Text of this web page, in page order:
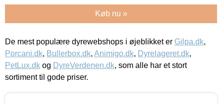
Køb nu »
De mest populære dyrewebshops i øjeblikket er Gilpa.dk,
Porcani.dk, Bullerbox.dk, Animigo.dk, Dyrelageret.dk,
PetLux.dk og DyreVerdenen.dk, som alle har et stort
sortiment til gode priser.